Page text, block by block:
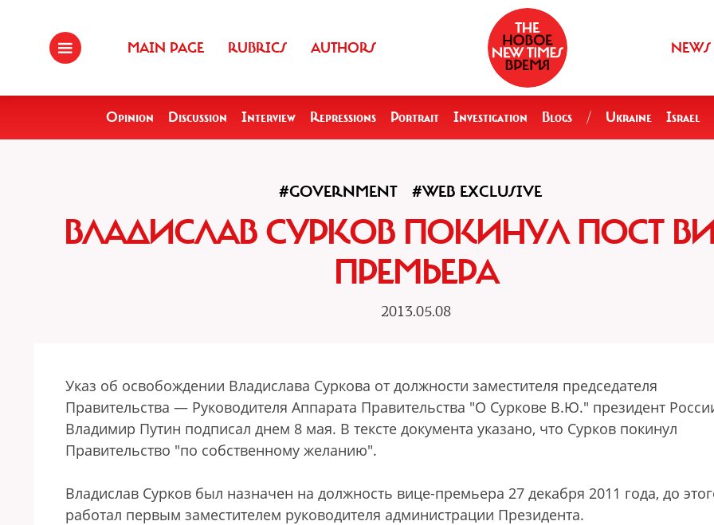
MAIN PAGE RUBRICS AUTHORS NEWS
Opinion Discussion Interview Repressions Portrait Investigation Blogs / Ukraine Israel
#GOVERNMENT #WEB EXCLUSIVE
ВЛАДИСЛАВ СУРКОВ ПОКИНУЛ ПОСТ
ПРЕМЬЕРА
2013.05.08
Указ об освобождении Владислава Суркова от должности заместителя председателя
Правительства — Руководителя Аппарата Правительства "О Суркове В.Ю." президент
Владимир Путин подписал днем 8 мая. В тексте документа указано, что Сурков покинул
Правительство "по собственному желанию".
Владислав Сурков был назначен на должность вице-премьера 27 декабря 2011 года, до
работал первым заместителем руководителя администрации Президента.